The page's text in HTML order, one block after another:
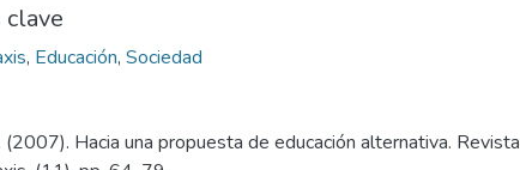
clave
, Educación, Sociedad
(2007). Hacia una propuesta de educación alternativa. Revista